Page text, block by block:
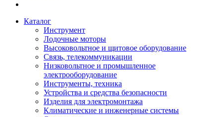
Каталог
Инструмент
Лодочные моторы
Высоковольтное и щитовое оборудование
Связь, телекоммуникации
Низковольтное и промышленное
электрооборудование
Инструменты, техника
Устройства и средства безопасности
Изделия для электромонтажа
Климатические и инженерные системы